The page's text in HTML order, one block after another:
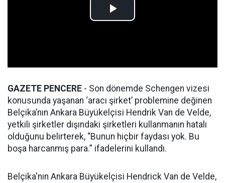
GAZETE PENCERE - Son dönemde Schengen vizesi
konusunda yaşanan ‘aracı şirket’ problemine değinen
Belçika’nın Ankara Büyükelçisi Hendrik Van de Velde,
yetkili şirketler dışındaki şirketleri kullanmanın hatalı
olduğunu belirterek, “Bunun hiçbir faydası yok. Bu
boşa harcanmış para.” ifadelerini kullandı.
Belçika'nın Ankara Büyükelçisi Hendrick Van de Velde,